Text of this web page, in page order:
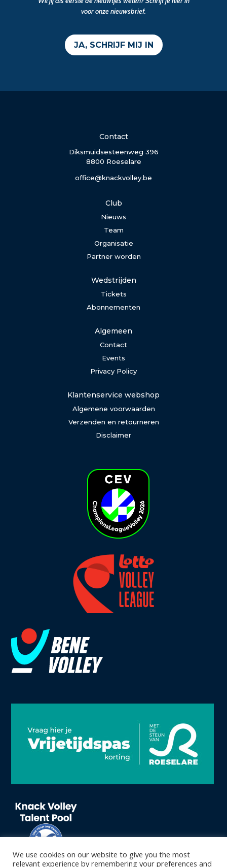
voor onze nieuwsbrief.
JA, SCHRIJF MIJ IN
Contact
Diksmuidsesteenweg 396
8800 Roeselare
office@knackvolley.be
Club
Nieuws
Team
Organisatie
Partner worden
Wedstrijden
Tickets
Abonnementen
Algemeen
Contact
Events
Privacy Policy
Klantenservice webshop
Algemene voorwaarden
Verzenden en retourneren
Disclaimer
We use cookies on our website to give you the most
relevant experience by remembering your preferences and